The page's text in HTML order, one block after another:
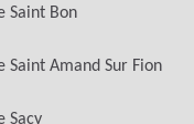
Saint Bon
Saint Amand Sur Fion
Sacy